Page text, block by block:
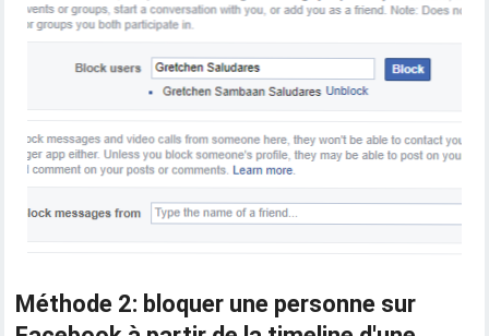
Méthode 2: bloquer une personne sur